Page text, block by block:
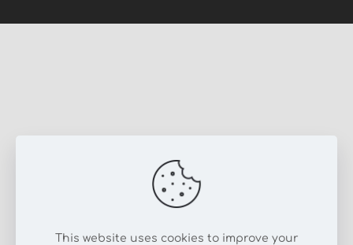
This website uses cookies to improve your